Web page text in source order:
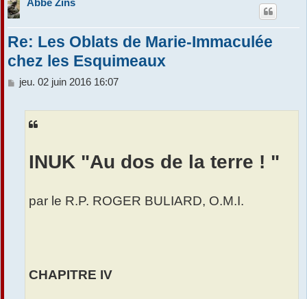
Abbé Zins
Re: Les Oblats de Marie-Immaculée
chez les Esquimeaux
M
jeu. 02 juin 2016 16:07
INUK "Au dos de la terre ! "
par le R.P. ROGER BULIARD, O.M.I.
CHAPITRE IV